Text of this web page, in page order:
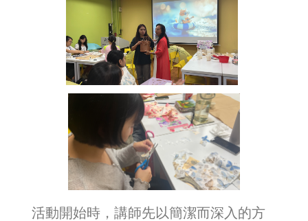
活動開始時，講師先以簡潔而深入的方